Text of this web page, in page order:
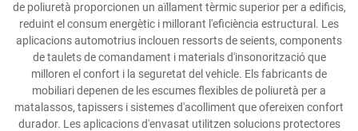
de poliuretà proporcionen un aïllament tèrmic superior per a edificis,
reduint el consum energètic i millorant l'eficiència estructural. Les
aplicacions automotrius inclouen ressorts de seients, components
de taulets de comandament i materials d'insonorització que
milloren el confort i la seguretat del vehicle. Els fabricants de
mobiliari depenen de les escumes flexibles de poliuretà per a
matalassos, tapissers i sistemes d'acolliment que ofereixen confort
durador. Les aplicacions d'envasat utilitzen solucions protectores